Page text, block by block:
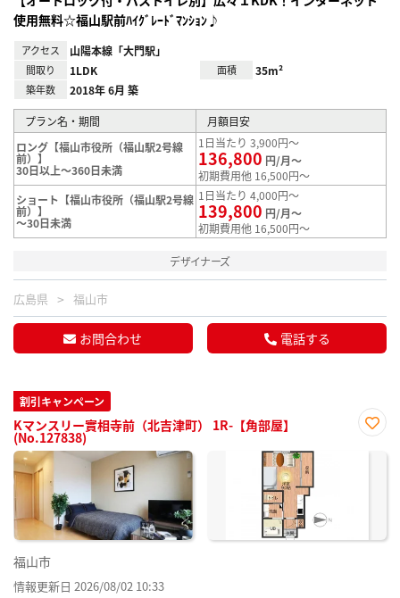
使用無料☆福山駅前ﾊｲｸﾞﾚｰﾄﾞﾏﾝｼｮﾝ♪
アクセス 山陽本線「大門駅」
間取り 1LDK 面積 35m²
築年数 2018年 6月 築
プラン名・期間
月額目安
ロング【福山市役所（福山駅2号線
前）】
30日以上～360日未満
1日当たり 3,900円～
136,800 円/月～
初期費用他 16,500円～
ショート【福山市役所（福山駅2号線
前）】
～30日未満
1日当たり 4,000円～
139,800 円/月～
初期費用他 16,500円～
デザイナーズ
広島県 福山市
お問合わせ 電話する
割引キャンペーン
Kマンスリー實相寺前（北吉津町） 1R-【角部屋】
(No.127838)
に入
福山市
情報更新日 2026/08/02 10:33